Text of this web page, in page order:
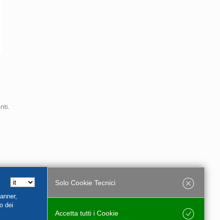
dei
Accetta tutti i Cookie
Solo Cookie Tecnici
Salva